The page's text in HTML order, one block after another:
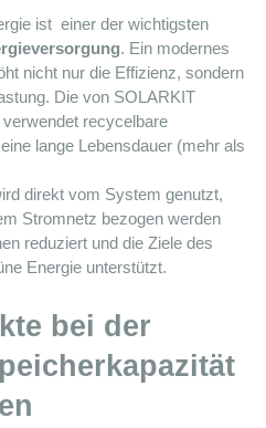
ist einer der wichtigsten
nicht nur die Effizienz, sondern
Die von SOLARKIT
recycelbare
lange Lebensdauer (mehr als
direkt vom System genutzt,
Stromnetz bezogen werden
reduziert und die Ziele des
Energie unterstützt.
bei der